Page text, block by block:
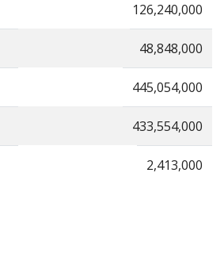
126,240,000
48,848,000
445,054,000
433,554,000
2,413,000